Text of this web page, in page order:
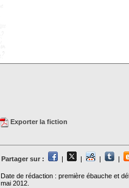
Exporter la fiction
Partager sur : | | | |
Date de rédaction : première ébauche et
mai 2012.